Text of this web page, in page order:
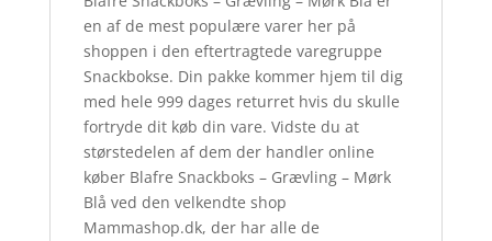
en af de mest populære varer her på
shoppen i den eftertragtede varegruppe
Snackbokse. Din pakke kommer hjem til dig
med hele 999 dages returret hvis du skulle
fortryde dit køb din vare. Vidste du at
størstedelen af dem der handler online
køber Blafre Snackboks – Grævling – Mørk
Blå ved den velkendte shop
Mammashop.dk, der har alle de